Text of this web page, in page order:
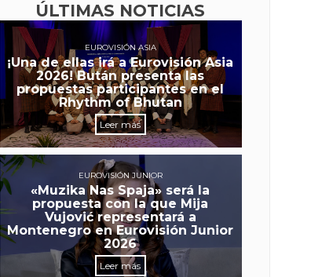
ÚLTIMAS NOTICIAS
EUROVISIÓN ASIA
¡Una de ellas irá a Eurovisión Asia
2026! Bután presenta las
propuestas participantes en el
Rhythm of Bhutan
Leer más
EUROVISIÓN JUNIOR
«Muzika Nas Spaja» será la
propuesta con la que Mija
Vujović representará a
Montenegro en Eurovisión Junior
2026
Leer más